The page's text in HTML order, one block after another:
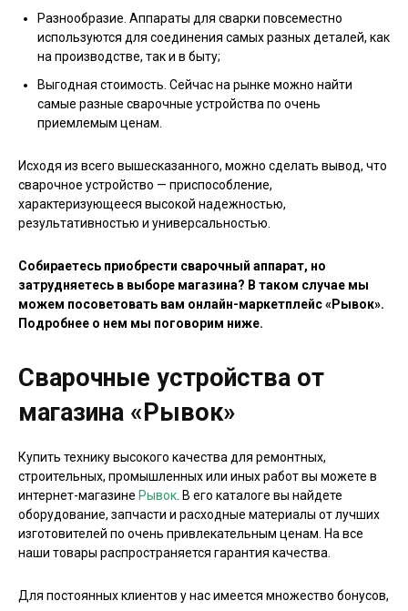
Разнообразие. Аппараты для сварки повсеместно
используются для соединения самых разных деталей, как
на производстве, так и в быту;
Выгодная стоимость. Сейчас на рынке можно найти
самые разные сварочные устройства по очень
приемлемым ценам.
Исходя из всего вышесказанного, можно сделать вывод, что
сварочное устройство — приспособление,
характеризующееся высокой надежностью,
результативностью и универсальностью.
Собираетесь приобрести сварочный аппарат, но
затрудняетесь в выборе магазина? В таком случае мы
можем посоветовать вам онлайн-маркетплейс «Рывок».
Подробнее о нем мы поговорим ниже.
Сварочные устройства от
магазина «Рывок»
Купить технику высокого качества для ремонтных,
строительных, промышленных или иных работ вы можете в
интернет-магазине Рывок. В его каталоге вы найдете
оборудование, запчасти и расходные материалы от лучших
изготовителей по очень привлекательным ценам. На все
наши товары распространяется гарантия качества.
Для постоянных клиентов у нас имеется множество бонусов,